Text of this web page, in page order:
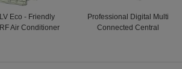
Eco - Friendly
Air Conditioner
Professional Digital Multi
Connected Central